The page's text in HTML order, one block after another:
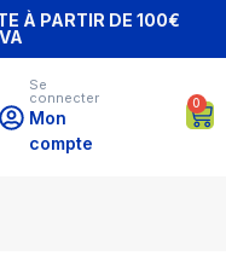
À PARTIR DE 100€
Se
connecter
Mon
compte
0